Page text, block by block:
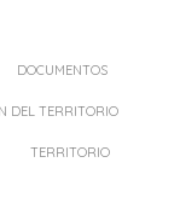
DOCUMENTOS
DEL TERRITORIO
TERRITORIO